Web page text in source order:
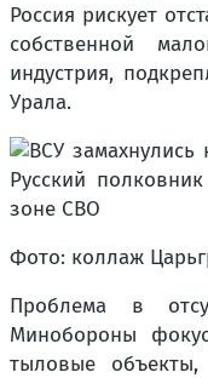
Россия рискует
собственной
индустрия,
Урала.
Фото: коллаж
Проблема в
Минобороны
тыловые